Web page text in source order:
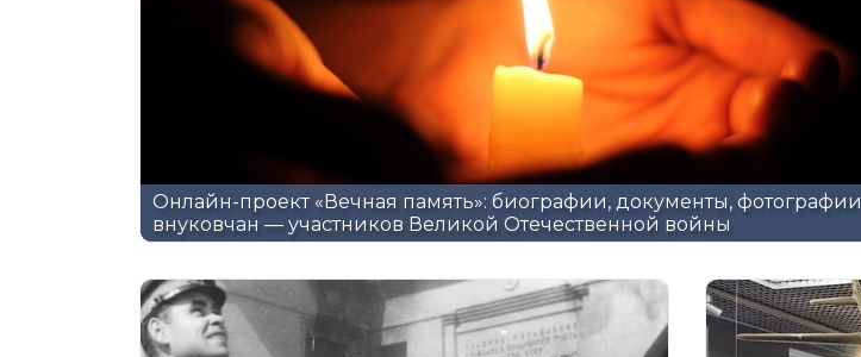
Онлайн-проект «Вечная память»: биографии, документы, фотографии
внуковчан — участников Великой Отечественной войны